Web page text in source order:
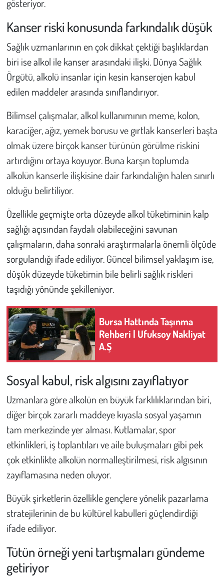
gösteriyor.
Kanser riski konusunda farkındalık düşük
Sağlık uzmanlarının en çok dikkat çektiği başlıklardan
biri ise alkol ile kanser arasındaki ilişki. Dünya Sağlık
Örgütü, alkolü insanlar için kesin kanserojen kabul
edilen maddeler arasında sınıflandırıyor.
Bilimsel çalışmalar, alkol kullanımının meme, kolon,
karaciğer, ağız, yemek borusu ve gırtlak kanserleri başta
olmak üzere birçok kanser türünün görülme riskini
artırdığını ortaya koyuyor. Buna karşın toplumda
alkolün kanserle ilişkisine dair farkındalığın halen sınırlı
olduğu belirtiliyor.
Özellikle geçmişte orta düzeyde alkol tüketiminin kalp
sağlığı açısından faydalı olabileceğini savunan
çalışmaların, daha sonraki araştırmalarla önemli ölçüde
sorgulandığı ifade ediliyor. Güncel bilimsel yaklaşım ise,
düşük düzeyde tüketimin bile belirli sağlık riskleri
taşıdığı yönünde şekilleniyor.
Bursa Hattında Taşınma
Rehberi | Ufuksoy Nakliyat
A.Ş
Sosyal kabul, risk algısını zayıflatıyor
Uzmanlara göre alkolün en büyük farklılıklarından biri,
diğer birçok zararlı maddeye kıyasla sosyal yaşamın
tam merkezinde yer alması. Kutlamalar, spor
etkinlikleri, iş toplantıları ve aile buluşmaları gibi pek
çok etkinlikte alkolün normalleştirilmesi, risk algısının
zayıflamasına neden oluyor.
Büyük şirketlerin özellikle gençlere yönelik pazarlama
stratejilerinin de bu kültürel kabulleri güçlendirdiği
ifade ediliyor.
Tütün örneği yeni tartışmaları gündeme
getiriyor